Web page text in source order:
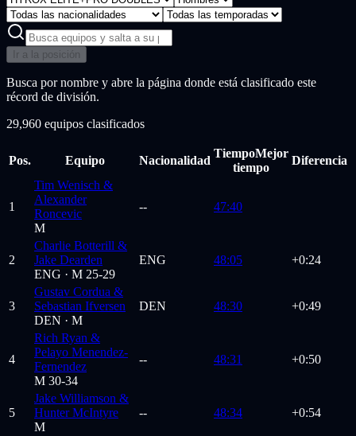
Ir a la posición
Busca por nombre y abre la página donde está clasificado este
récord de división.
29,960 equipos clasificados
Pos. Equipo Nacionalidad
TiempoMejor
tiempo
Diferencia
1
Tim Wenisch &
Alexander
Roncevic
M
-- 47:40
2
Charlie Botterill &
Jake Dearden
ENG · M 25-29
ENG 48:05 +0:24
3
Gustav Cordua &
Sebastian Ifversen
DEN · M
DEN 48:30 +0:49
4
Rich Ryan &
Pelayo Menendez-
Fernendez
M 30-34
-- 48:31 +0:50
5
Jake Williamson &
Hunter McIntyre
M
-- 48:34 +0:54